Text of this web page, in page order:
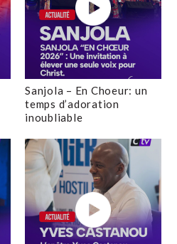
Sanjola – En Choeur: un
temps d’adoration
inoubliable